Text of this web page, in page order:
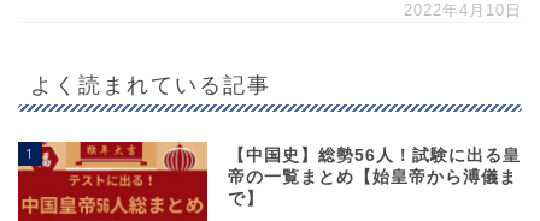
2022年4月10日
よく読まれている記事
1
【中国史】総勢56人！試験に出る皇
帝の一覧まとめ【始皇帝から溥儀ま
で】